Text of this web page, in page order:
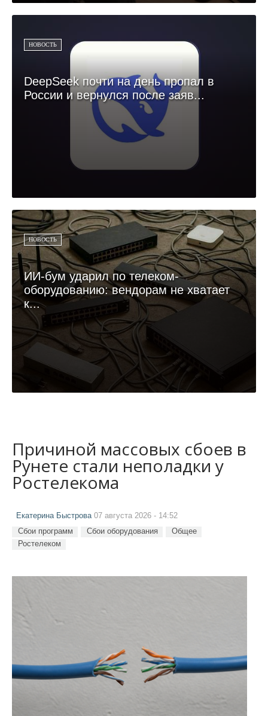
НОВОСТЬ
DeepSeek почти на день пропал в
России и вернулся после заяв...
НОВОСТЬ
ИИ-бум ударил по телеком-
оборудованию: вендорам не хватает
к...
Причиной массовых сбоев в
Рунете стали неполадки у
Ростелекома
Екатерина Быстрова07 августа 2026 - 14:52
Сбои программ Сбои оборудования
Общее
Ростелеком